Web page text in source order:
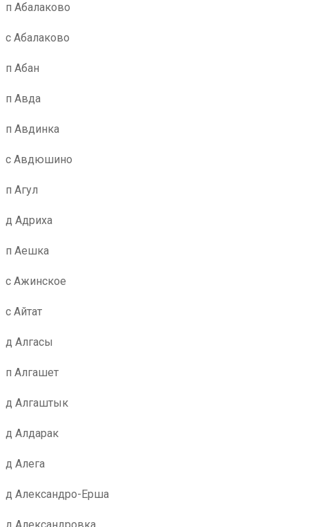
п Абалаково
с Абалаково
п Абан
п Авда
п Авдинка
с Авдюшино
п Агул
д Адриха
п Аешка
с Ажинское
с Айтат
д Алгасы
п Алгашет
д Алгаштык
д Алдарак
д Алега
д Александро-Ерша